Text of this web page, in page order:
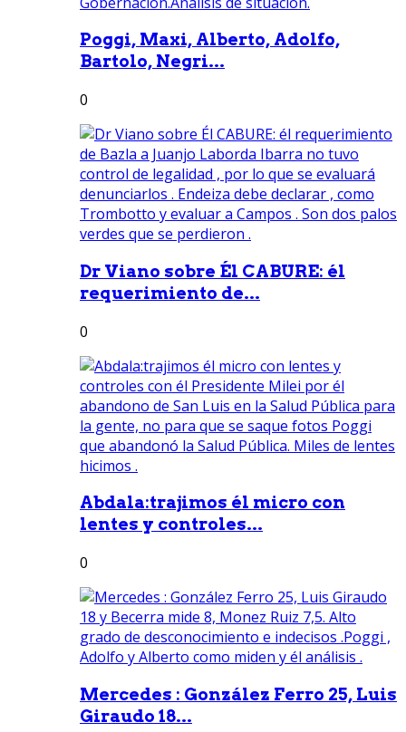
Poggi, Maxi, Alberto, Adolfo,
Bartolo, Negri...
0
Dr Viano sobre Él CABURE: él
requerimiento de...
0
Abdala:trajimos él micro con
lentes y controles...
0
Mercedes : González Ferro 25, Luis
Giraudo 18...